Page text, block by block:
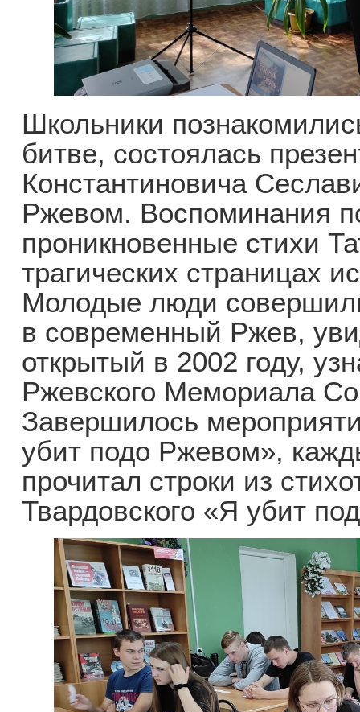
Школьники
битве, состоялась
Константиновича
Ржевом. Воспоминания
проникновенные стихи
трагических страницах
Молодые люди
в современный Ржев,
открытый в 2002 году,
Ржевского Мемориала
Завершилось
убит подо Ржевом»,
прочитал строки из
Твардовского «Я убит